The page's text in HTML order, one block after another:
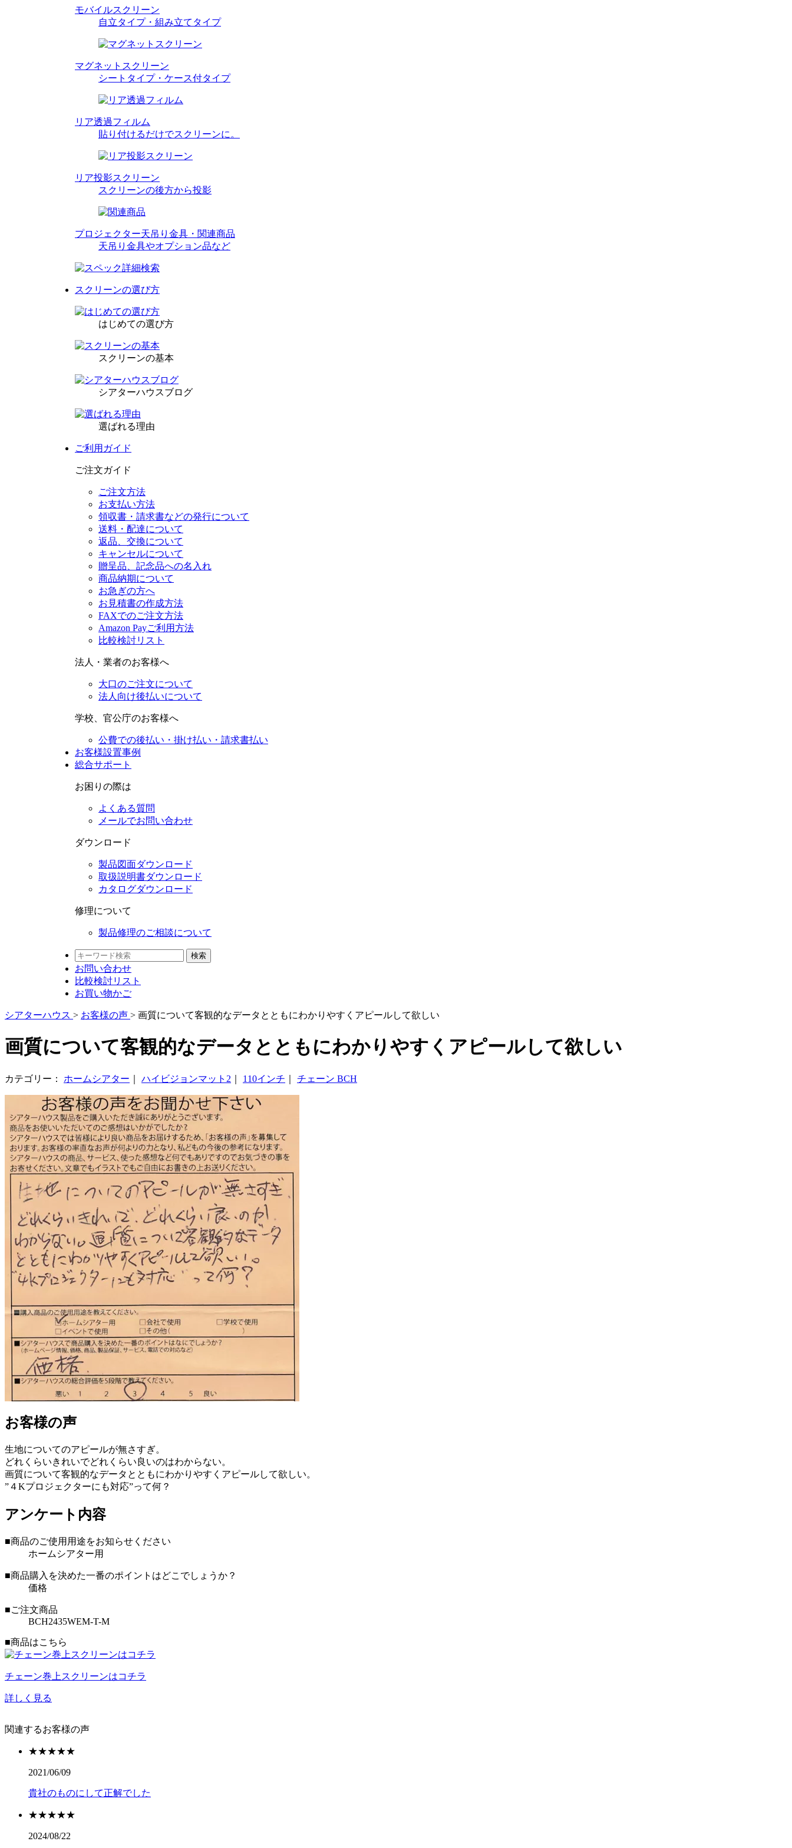
モバイルスクリーン
自立タイプ・組み立てタイプ
マグネットスクリーン
シートタイプ・ケース付タイプ
リア透過フィルム
貼り付けるだけでスクリーンに。
リア投影スクリーン
スクリーンの後方から投影
プロジェクター天吊り金具・関連商品
天吊り金具やオプション品など
スクリーンの選び方
はじめての選び方
スクリーンの基本
シアターハウスブログ
選ばれる理由
ご利用ガイド
ご注文ガイド
ご注文方法
お支払い方法
領収書・請求書などの発行について
送料・配達について
返品、交換について
キャンセルについて
贈呈品、記念品への名入れ
商品納期について
お急ぎの方へ
お見積書の作成方法
FAXでのご注文方法
Amazon Payご利用方法
比較検討リスト
法人・業者のお客様へ
大口のご注文について
法人向け後払いについて
学校、官公庁のお客様へ
公費での後払い・掛け払い・請求書払い
お客様設置事例
総合サポート
お困りの際は
よくある質問
メールでお問い合わせ
ダウンロード
製品図面ダウンロード
取扱説明書ダウンロード
カタログダウンロード
修理について
製品修理のご相談について
検索
お問い合わせ
比較検討リスト
お買い物かご
シアターハウス > お客様の声 > 画質について客観的なデータとともにわかりやすくアピールして欲しい
画質について客観的なデータとともにわかりやすくアピールして欲しい
カテゴリー： ホームシアター ハイビジョンマット2 110インチ チェーン BCH
お客様の声
生地についてのアピールが無さすぎ。
どれくらいきれいでどれくらい良いのはわからない。
画質について客観的なデータとともにわかりやすくアピールして欲しい。
”４Kプロジェクターにも対応”って何？
アンケート内容
■商品のご使用用途をお知らせください
ホームシアター用
■商品購入を決めた一番のポイントはどこでしょうか？
価格
■ご注文商品
BCH2435WEM-T-M
■商品はこちら
チェーン巻上スクリーンはコチラ
詳しく見る
関連するお客様の声
★★★★★
2021/06/09
貴社のものにして正解でした
★★★★★
2024/08/22